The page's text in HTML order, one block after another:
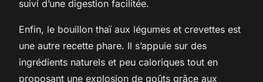
suivi d’une digestion facilitée.
Enfin, le bouillon thaï aux légumes et crevettes est
une autre recette phare. Il s’appuie sur des
ingrédients naturels et peu caloriques tout en
proposant une explosion de goûts grâce aux